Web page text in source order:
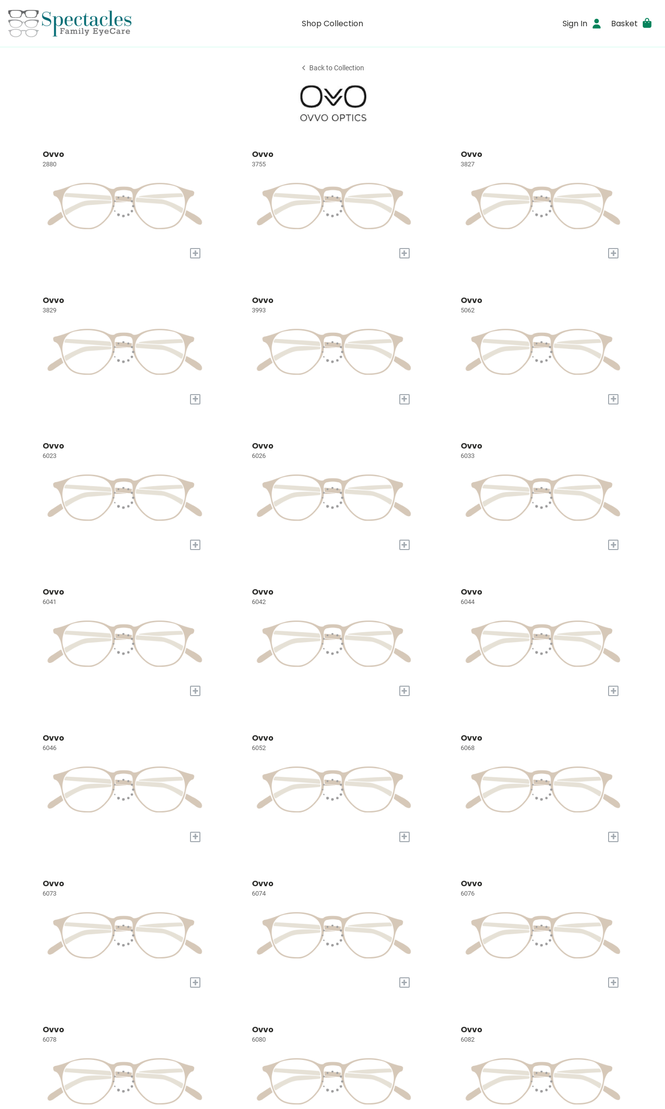
Shop Collection Sign In Basket
Back to Collection
Ovvo
2880
+
Ovvo
3755
+
Ovvo
3827
+
Ovvo
3829
+
Ovvo
3993
+
Ovvo
5062
+
Ovvo
6023
+
Ovvo
6026
+
Ovvo
6033
+
Ovvo
6041
+
Ovvo
6042
+
Ovvo
6044
+
Ovvo
6046
+
Ovvo
6052
+
Ovvo
6068
+
Ovvo
6073
+
Ovvo
6074
+
Ovvo
6076
+
Ovvo
6078
Ovvo
6080
Ovvo
6082